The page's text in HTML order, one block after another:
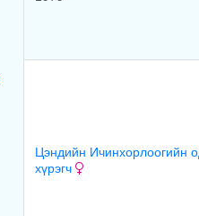
Цэндийн Ичинхорлоогийн
хүрэгч